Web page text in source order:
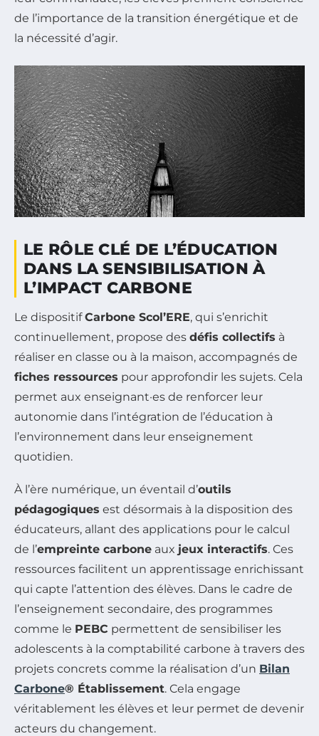
de l’importance de la transition énergétique et de
la nécessité d’agir.
LE RÔLE CLÉ DE L’ÉDUCATION
DANS LA SENSIBILISATION À
L’IMPACT CARBONE
Le dispositifCarbone Scol’ERE, qui s’enrichit
continuellement, propose des défis collectifs à
réaliser en classe ou à la maison, accompagnés de
fiches ressources pour approfondir les sujets. Cela
permet aux enseignant·es de renforcer leur
autonomie dans l’intégration de l’éducation à
l’environnement dans leur enseignement
quotidien.
À l’ère numérique, un éventail d’outils
pédagogiques est désormais à la disposition des
éducateurs, allant des applications pour le calcul
de l’empreinte carbone aux jeux interactifs. Ces
ressources facilitent un apprentissage enrichissant
qui capte l’attention des élèves. Dans le cadre de
l’enseignement secondaire, des programmes
comme le PEBC permettent de sensibiliser les
adolescents à la comptabilité carbone à travers des
projets concrets comme la réalisation d’un Bilan
Carbone® Établissement. Cela engage
véritablement les élèves et leur permet de devenir
acteurs du changement.